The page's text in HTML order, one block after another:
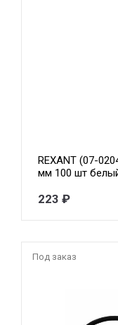
REXANT (07-
мм 100 шт
223 ₽
Под заказ